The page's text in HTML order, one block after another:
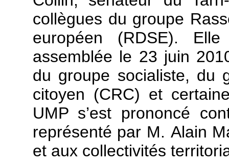
collègues du groupe
européen (RDSE).
assemblée le 23 juin
du groupe socialiste, du
citoyen (CRC) et
UMP s’est prononcé
représenté par M. Alain
et aux collectivités